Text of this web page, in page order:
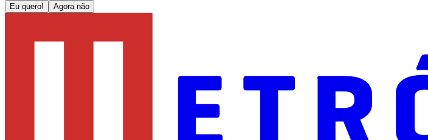
Eu quero! Agora não